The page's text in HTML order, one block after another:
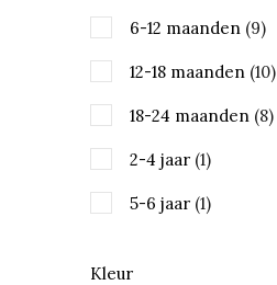
6-12 maanden (9)
12-18 maanden (10)
18-24 maanden (8)
2-4 jaar (1)
5-6 jaar (1)
Kleur